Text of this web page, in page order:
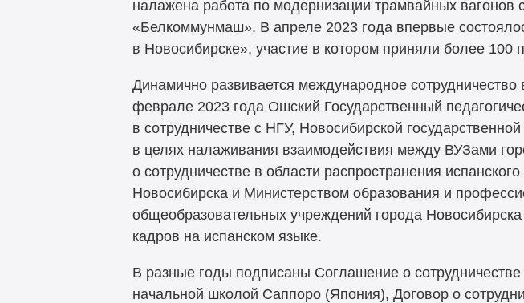
налажена работа по модернизации трамвайных
«Белкоммунмаш». В апреле 2023 года впервые
в Новосибирске», участие в котором приняли более 100
Динамично развивается международное
феврале 2023 года Ошский Государственный
в сотрудничестве с НГУ, Новосибирской
в целях налаживания взаимодействия между ВУЗами
о сотрудничестве в области распространения
Новосибирска и Министерством образования и
общеобразовательных учреждений города
кадров на испанском языке.
В разные годы подписаны Соглашение о
начальной школой Саппоро (Япония), Договор о